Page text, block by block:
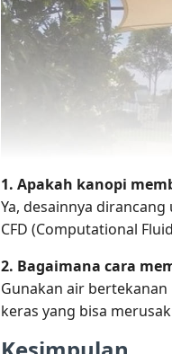
1. Apakah kanopi
Ya, desainnya
CFD (Computational
2. Bagaimana cara
Gunakan air
keras yang bisa